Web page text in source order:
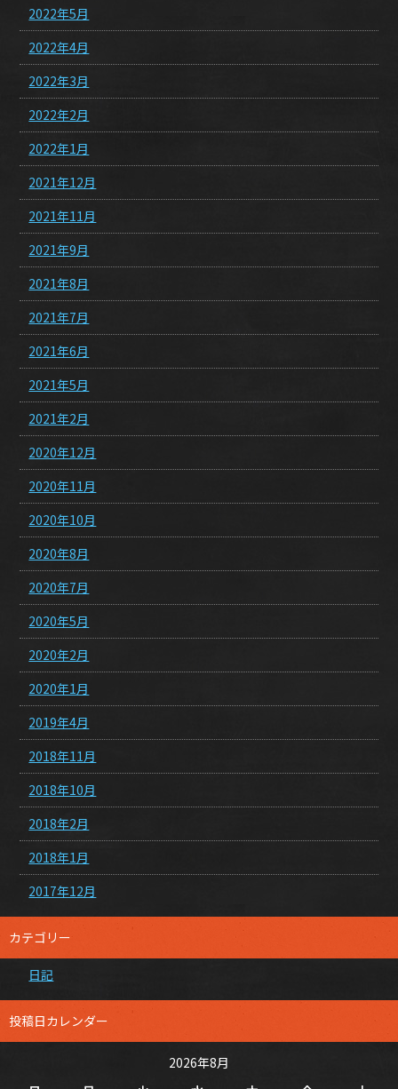
2022年5月
2022年4月
2022年3月
2022年2月
2022年1月
2021年12月
2021年11月
2021年9月
2021年8月
2021年7月
2021年6月
2021年5月
2021年2月
2020年12月
2020年11月
2020年10月
2020年8月
2020年7月
2020年5月
2020年2月
2020年1月
2019年4月
2018年11月
2018年10月
2018年2月
2018年1月
2017年12月
カテゴリー
日記
投稿日カレンダー
2026年8月